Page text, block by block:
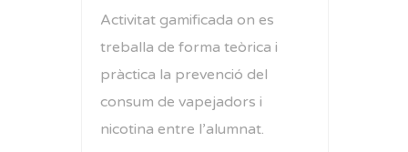
Activitat gamificada on es
treballa de forma teòrica i
pràctica la prevenció del
consum de vapejadors i
nicotina entre l’alumnat.